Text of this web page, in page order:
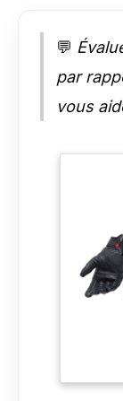
💬
par
vous